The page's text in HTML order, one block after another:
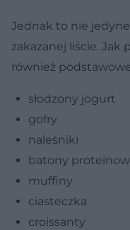
Jednak to nie
zakazanej liście. Jak
również
słodzony jogurt
gofry
naleśniki
batony
muffiny
ciasteczka
croissanty